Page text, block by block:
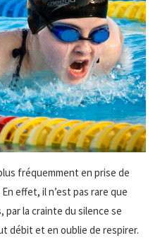
fréquemment en prise de
effet, il n’est pas rare que
par la crainte du silence se
débit et en oublie de respirer.